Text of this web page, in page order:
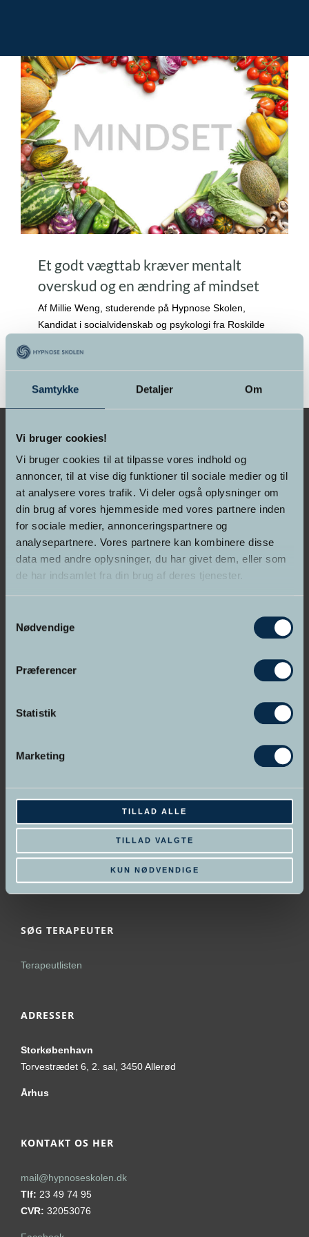
Samtykke Detaljer Om
Vi bruger cookies!
Vi bruger cookies til at tilpasse vores indhold og
annoncer, til at vise dig funktioner til sociale medier og til
at analysere vores trafik. Vi deler også oplysninger om
din brug af vores hjemmeside med vores partnere inden
for sociale medier, annonceringspartnere og
analysepartnere. Vores partnere kan kombinere disse
data med andre oplysninger, du har givet dem, eller som
de har indsamlet fra din brug af deres tjenester.
Nødvendige
Præferencer
Statistik
Marketing
TILLAD ALLE
TILLAD VALGTE
KUN NØDVENDIGE
Et godt vægttab kræver mentalt
overskud og en ændring af mindset
Af Millie Weng, studerende på Hypnose Skolen,
Kandidat i socialvidenskab og psykologi fra Roskilde
med udsalg, billig
GRUNDLAGT I 1998
Hypnose Skolen &
Psykoterapeut Akademiet
•NLP Practitioner
Master Hypnoterapeut
•NLP Master Practitioner
Hypnose Psykoterapeut
•Online uddannelse
SØG TERAPEUTER
Terapeutlisten
ADRESSER
Storkøbenhavn
Torvestrædet 6, 2. sal, 3450 Allerød
Århus
KONTAKT OS HER
mail@hypnoseskolen.dk
Tlf: 23 49 74 95
CVR: 32053076